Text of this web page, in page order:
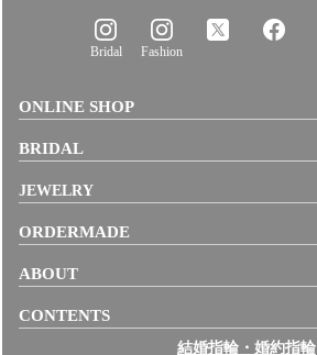
Bridal Fashion
ONLINE SHOP
BRIDAL
JEWELRY
ORDERMADE
ABOUT
CONTENTS
結婚指輪・婚約指輪